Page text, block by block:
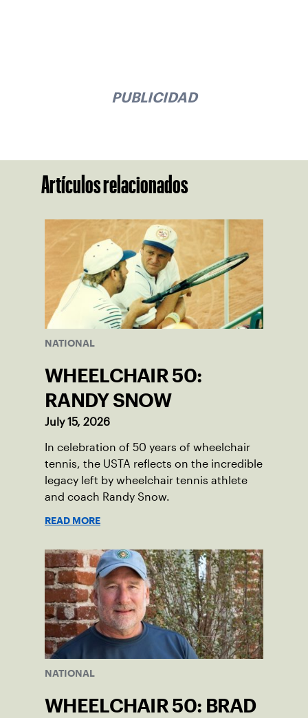
PUBLICIDAD
Artículos relacionados
NATIONAL
WHEELCHAIR 50:
RANDY SNOW
July 15, 2026
In celebration of 50 years of wheelchair
tennis, the USTA reflects on the incredible
legacy left by wheelchair tennis athlete
and coach Randy Snow.
READ MORE
NATIONAL
WHEELCHAIR 50: BRAD